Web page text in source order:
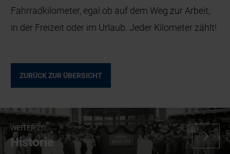
Fahrradkilometer, egal ob auf dem Weg zur Arbeit,
in der Freizeit oder im Urlaub. Jeder Kilometer zählt!
ZURÜCK ZUR ÜBERSICHT
WEITER ZU:
Historie